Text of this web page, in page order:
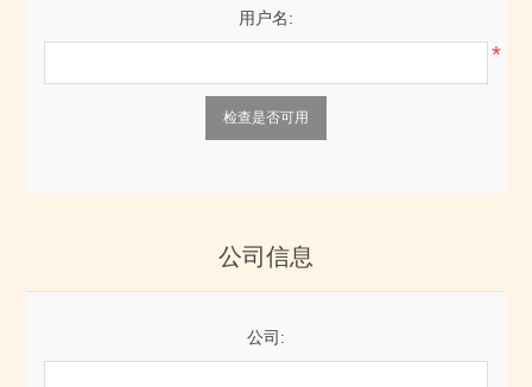
用户名:
*
检查是否可用
公司信息
公司: